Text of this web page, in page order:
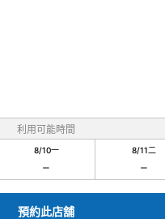
利用可能時間
8/10一 8/11二
預約此店舖